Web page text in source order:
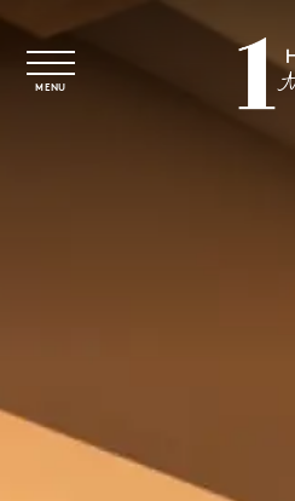
Spring til hovedindhold
MENU